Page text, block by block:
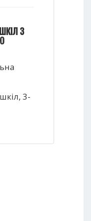
З
3-